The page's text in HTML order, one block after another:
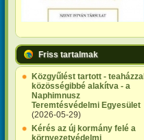
Friss tartalmak
Közgyűlést tartott - teaházzal
közösségibbé alakítva - a
Naphimnusz
Teremtésvédelmi Egyesület
(2026-05-29)
Kérés az új kormány felé a
környezetvédelmi